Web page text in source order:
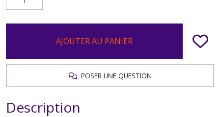
AJOUTER AU PANIER
POSER UNE QUESTION
Description